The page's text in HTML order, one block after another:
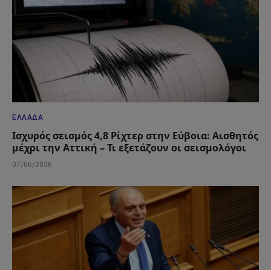
ΕΛΛΆΔΑ
Ισχυρός σεισμός 4,8 Ρίχτερ στην Εύβοια: Αισθητός
μέχρι την Αττική – Τι εξετάζουν οι σεισμολόγοι
07/06/2026